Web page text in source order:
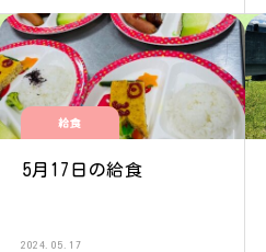
給食
5月17日の給食
2024.05.17